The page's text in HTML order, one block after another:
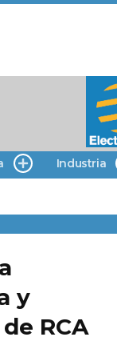
Industria
y
RCA